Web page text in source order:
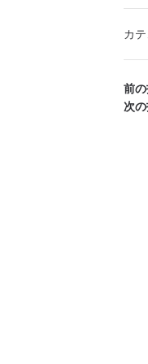
カ
前
次